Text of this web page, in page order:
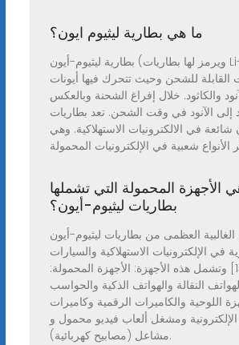
ما هي بطارية ليثيوم ايون؟
بطارية ليثيوم-أيون (ويرمز لها بطاريات Li-ion) وهي نوع
القابلة للشحن وحيث تتحرك فيها أيونات
والكاثود. خلال إفراغ الشحنة وبالعكس
إلى الآنود في وقت الشحن. تعد بطاريات
شائعة في الالكترونيات الاستهلاكية. وهي
الأجهزة المحمولة التي تشملها
بطاريات ليثيوم-أيون؟
العظمى من بطاريات ليثيوم-أيون
في الإلكترونيات الاستهلاكية والسيارات
الكهربائية. [142] وتشمل هذه الأجهزة: الأجهزة المحمولة:
النقالة والهواتف الذكية والحواسب
اللوحية والكاميرات الرقمية وكاميرات
الإلكترونية ومشغل ألعاب فيديو محمول و
مشاعل (مصابيح كهربائية).